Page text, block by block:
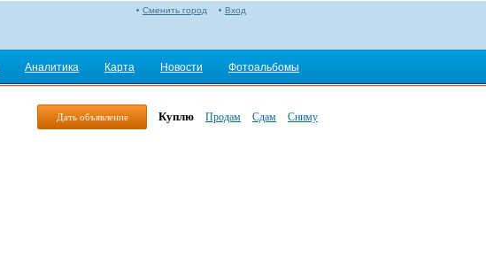
Вход
Сменить город
Аналитика Карта Новости Фотоальбомы
Дать объявление Куплю Продам Сдам Сниму